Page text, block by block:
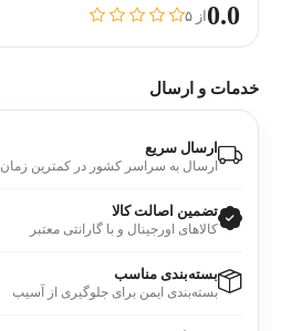
0.0از ۵
خدمات و ارسال
ارسال سریع
ارسال به سراسر کشور در کمترین زمان
تضمین اصالت کالا
کالاهای اورجینال و با گارانتی معتبر
بسته‌بندی مناسب
بسته‌بندی ایمن برای جلوگیری از آسیب